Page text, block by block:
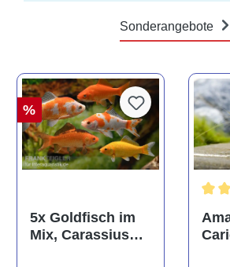
Sonderangebote
%
5x Goldfisch im
Mix, Carassius